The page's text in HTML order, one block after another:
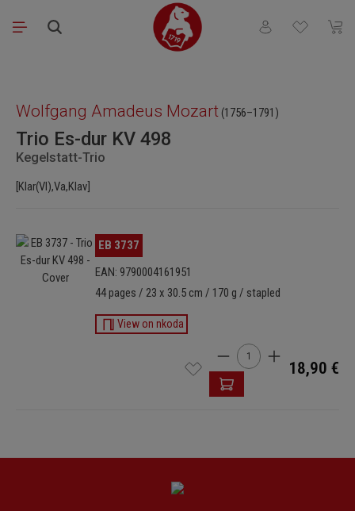
Saltar al contenido principal
Tienes 0 El
Wolfgang Amadeus Mozart (1756–1791)
Trio Es-dur KV 498
Kegelstatt-Trio
[Klar(Vl),Va,Klav]
Omitir galería de imágenes
EB 3737
EAN: 9790004161951
44 pages / 23 x 30.5 cm / 170 g / stapled
View on nkoda
Cantidad del producto:
18,90 €